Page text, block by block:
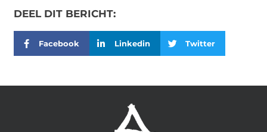
DEEL DIT BERICHT:
Facebook Linkedin Twitter